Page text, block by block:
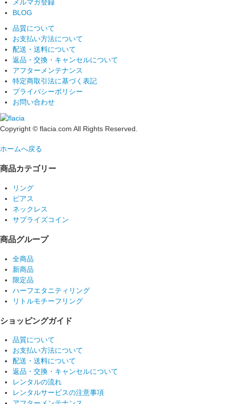
メルマガ登録
BLOG
品質について
お支払い方法について
配送・送料について
返品・交換・キャンセルについて
アフターメンテナンス
特定商取引法に基づく表記
プライバシーポリシー
お問い合わせ
Copyright © flacia.com All Rights Reserved.
ホームへ戻る
商品カテゴリー
リング
ピアス
ネックレス
サプライズコイン
商品グループ
全商品
新商品
限定品
ハーフエタニティリング
リトルモチーフリング
ショッピングガイド
品質について
お支払い方法について
配送・送料について
返品・交換・キャンセルについて
レンタルの流れ
レンタルサービスの注意事項